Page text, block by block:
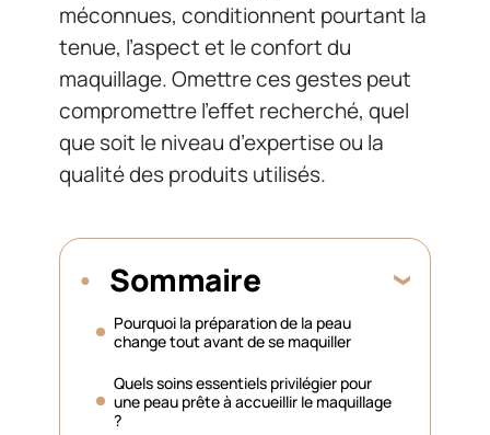
méconnues, conditionnent pourtant la
tenue, l’aspect et le confort du
maquillage. Omettre ces gestes peut
compromettre l’effet recherché, quel
que soit le niveau d’expertise ou la
qualité des produits utilisés.
Sommaire
Pourquoi la préparation de la peau
change tout avant de se maquiller
Quels soins essentiels privilégier pour
une peau prête à accueillir le maquillage
?